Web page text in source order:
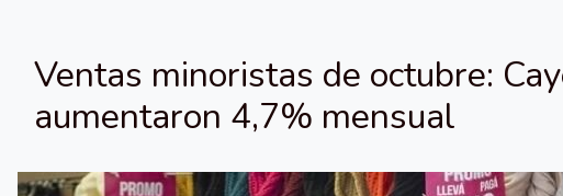
Ventas minoristas de octubre:
aumentaron 4,7% mensual